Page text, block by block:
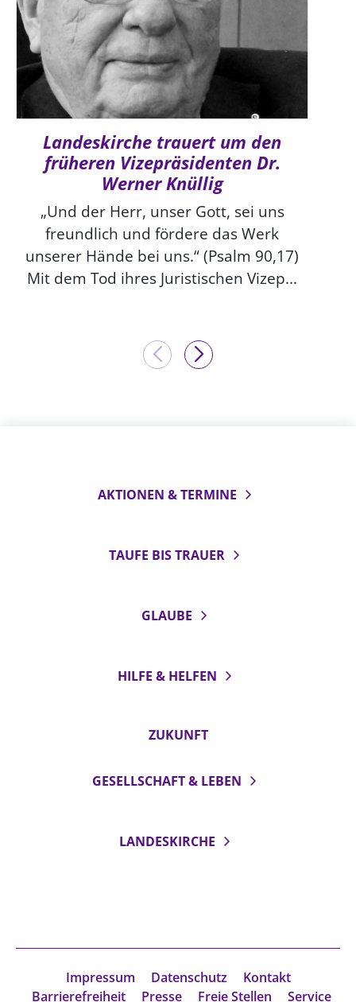
Landeskirche trauert um den
früheren Vizepräsidenten Dr.
Werner Knüllig
„Und der Herr, unser Gott, sei uns
freundlich und fördere das Werk
unserer Hände bei uns.“ (Psalm 90,17)
Mit dem Tod ihres Juristischen Vizep...
AKTIONEN & TERMINE
TAUFE BIS TRAUER
GLAUBE
HILFE & HELFEN
ZUKUNFT
GESELLSCHAFT & LEBEN
LANDESKIRCHE
Impressum Datenschutz
Kontakt
Barrierefreiheit
Presse Freie Stellen Service